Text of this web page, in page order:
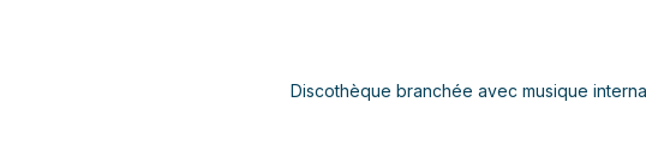
Discothèque branchée avec musique